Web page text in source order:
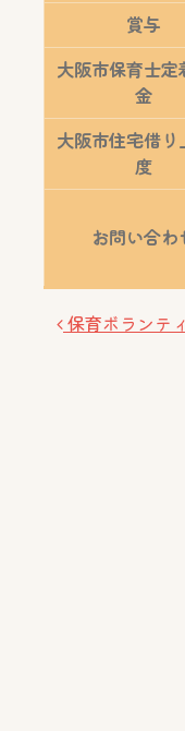
賞与
大阪市保育士定
金
大阪市住宅借り
度
お問い合わ
投稿ナ
保育ボランテ